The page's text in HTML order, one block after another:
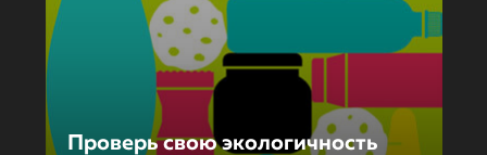
Проверь свою экологичность